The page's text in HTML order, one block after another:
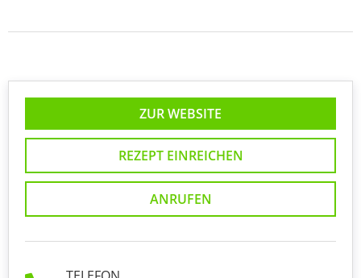
ZUR WEBSITE
REZEPT EINREICHEN
ANRUFEN